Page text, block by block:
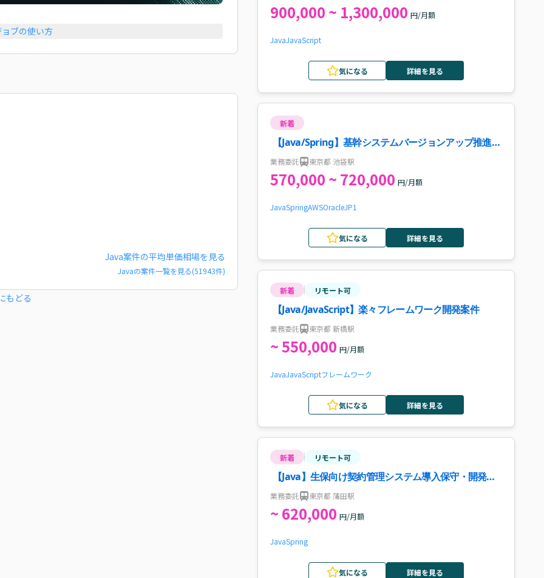
ブの使い方
Java案件の平均単価相場を見る
Javaの案件一覧を見る(51943件)
もどる
900,000 ~ 1,300,000 円/月額
JavaJavaScript
気になる 詳細を見る
新着
【Java/Spring】基幹システムバージョンアップ推進・
開発支援案件・求人
業務委託 東京都 池袋駅
570,000 ~ 720,000 円/月額
JavaSpringAWSOracleJP1
気になる 詳細を見る
新着 リモート可
【Java/JavaScript】楽々フレームワーク開発案件
業務委託 東京都 新橋駅
~ 550,000 円/月額
JavaJavaScriptフレームワーク
気になる 詳細を見る
新着 リモート可
【Java】生保向け契約管理システム導入保守・開発案
件・求人
業務委託 東京都 蒲田駅
~ 620,000 円/月額
JavaSpring
気になる 詳細を見る